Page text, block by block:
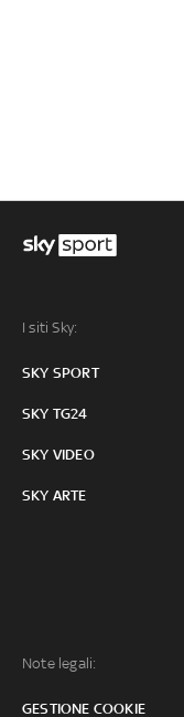
I siti Sky:
SKY SPORT
SKY TG24
SKY VIDEO
SKY ARTE
Note legali:
GESTIONE COOKIE